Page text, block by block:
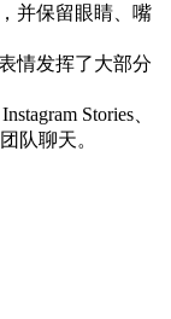
并保留眼睛、嘴
情发挥了大部分
Stories、
队聊天。